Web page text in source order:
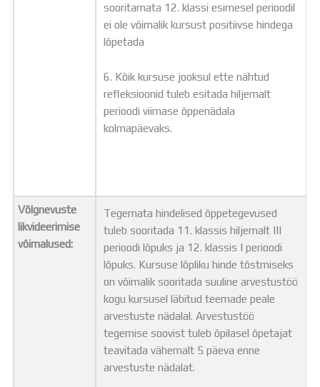
sooritamata 12. klassi esimesel perioodil
ei ole võimalik kursust positiivse hindega
lõpetada
6. Kõik kursuse jooksul ette nähtud
refleksioonid tuleb esitada hiljemalt
perioodi viimase õppenädala
kolmapäevaks.
Võlgnevuste
likvideerimise
võimalused:
Tegemata hindelised õppetegevused
tuleb sooritada 11. klassis hiljemalt III
perioodi lõpuks ja 12. klassis I perioodi
lõpuks. Kursuse lõpliku hinde tõstmiseks
on võimalik sooritada suuline arvestustöö
kogu kursusel läbitud teemade peale
arvestuste nädalal. Arvestustöö
tegemise soovist tuleb õpilasel õpetajat
teavitada vähemalt 5 päeva enne
arvestuste nädalat.